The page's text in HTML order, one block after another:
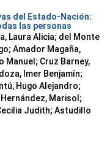
del Estado-Nación:
las personas
Laura Alicia; del Monte
; Amador Magaña,
Manuel ; Cruz Barney,
Imer Benjamín;
Hugo Alejandro;
Marisol ;
Judith; Astudillo